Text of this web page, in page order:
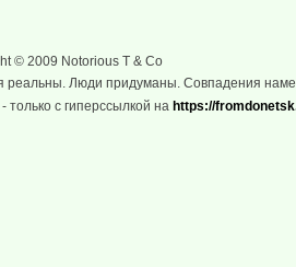
© 2009 Notorious T & Co
реальны. Люди придуманы. Совпадения
только с гиперссылкой на https://